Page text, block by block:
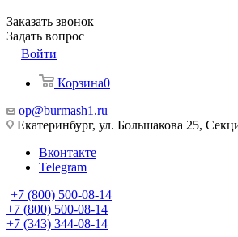
Заказать звонок
Задать вопрос
Войти
Корзина0
op@burmash1.ru
Екатеринбург, ул. Большакова 25,
Вконтакте
Telegram
+7 (800) 500-08-14
+7 (800) 500-08-14
+7 (343) 344-08-14